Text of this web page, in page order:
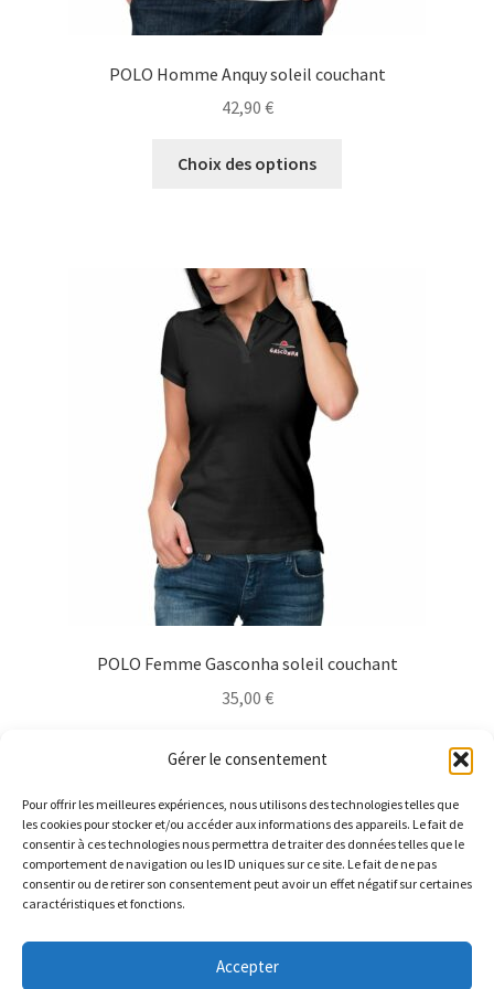
Gérer le consentement
Pour offrir les meilleures expériences, nous utilisons des technologies telles que
les cookies pour stocker et/ou accéder aux informations des appareils. Le fait de
consentir à ces technologies nous permettra de traiter des données telles que le
comportement de navigation ou les ID uniques sur ce site. Le fait de ne pas
consentir ou de retirer son consentement peut avoir un effet négatif sur certaines
caractéristiques et fonctions.
Accepter
LIVRAISON GRATUITE pour toute commande. Parce que
POLO Homme Anquy soleil couchant
42,90 €
Choix des options
options
peuvent
être
choisies
sur
POLO Femme Gasconha soleil couchant
35,00 €
Choix des options
a
plusieurs
variations.
Les